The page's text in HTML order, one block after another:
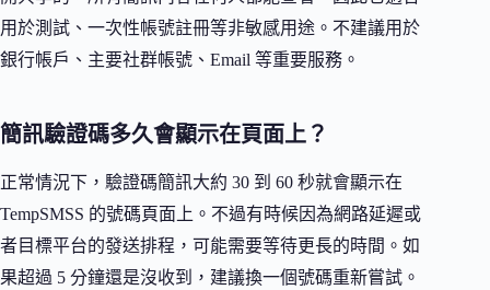
用於測試、一次性帳號註冊等非敏感用途。不建議用於
銀行帳戶、主要社群帳號、Email 等重要服務。
簡訊驗證碼多久會顯示在頁面上？
正常情況下，驗證碼簡訊大約 30 到 60 秒就會顯示在
TempSMSS 的號碼頁面上。不過有時候因為網路延遲或
者目標平台的發送排程，可能需要等待更長的時間。如
果超過 5 分鐘還是沒收到，建議換一個號碼重新嘗試。